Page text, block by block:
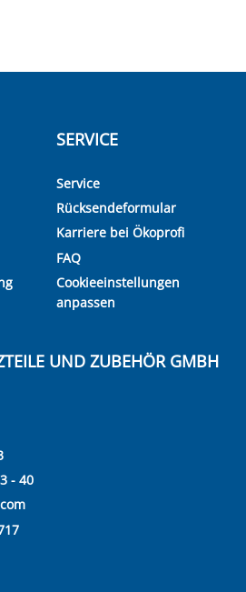
SERVICE
Service
Rücksendeformular
Karriere bei Ökoprofi
FAQ
Cookieeinstellungen
anpassen
UND ZUBEHÖR GMBH
- 40